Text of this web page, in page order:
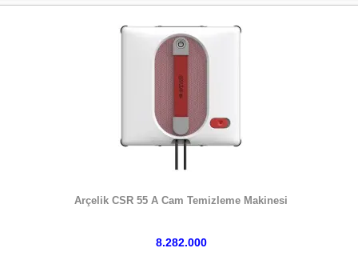
Arçelik CSR 55 A Cam Temizleme Makinesi
8.282.000